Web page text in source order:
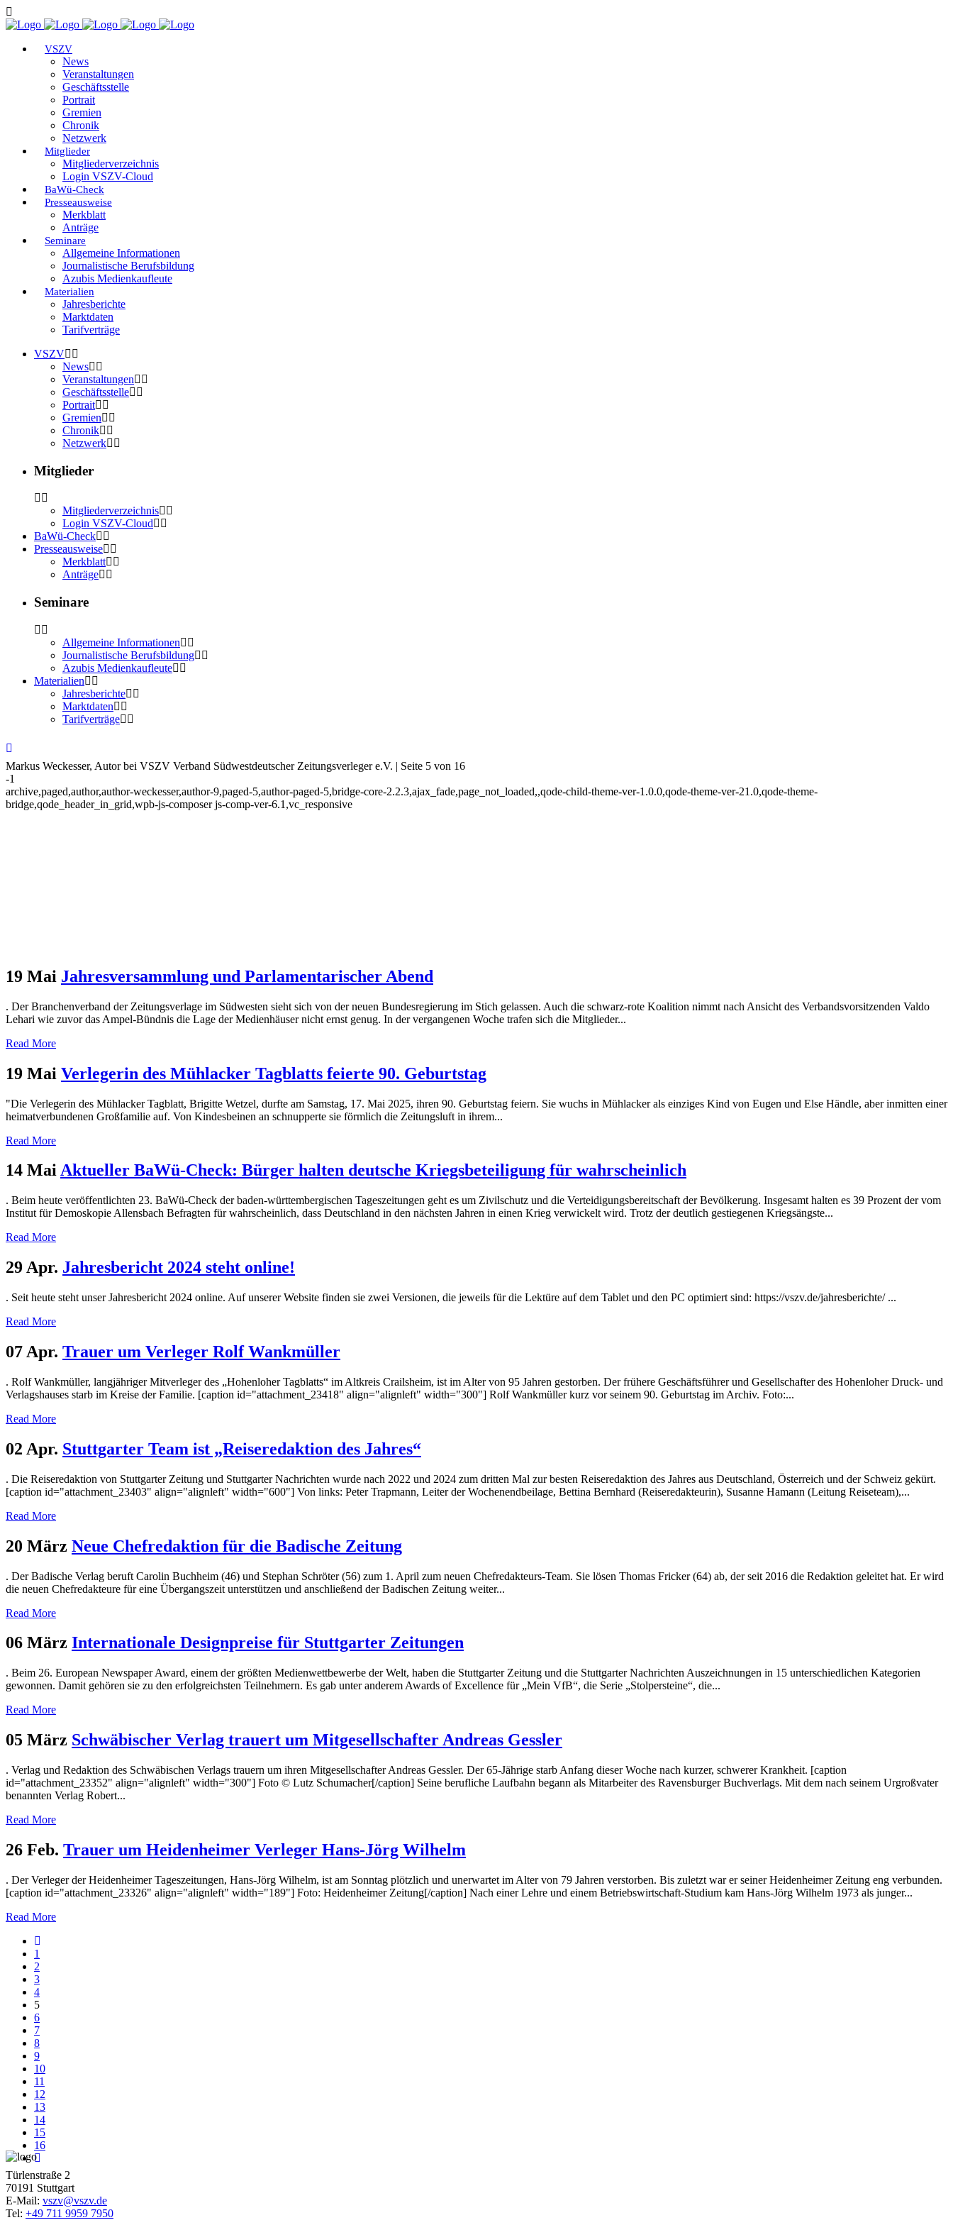
VSZV
News
Veranstaltungen
Geschäftsstelle
Portrait
Gremien
Chronik
Netzwerk
Mitglieder
Mitgliederverzeichnis
Login VSZV-Cloud
BaWü-Check
Presseausweise
Merkblatt
Anträge
Seminare
Allgemeine Informationen
Journalistische Berufsbildung
Azubis Medienkaufleute
Materialien
Jahresberichte
Marktdaten
Tarifverträge
VSZV
News
Veranstaltungen
Geschäftsstelle
Portrait
Gremien
Chronik
Netzwerk
Mitglieder
Mitgliederverzeichnis
Login VSZV-Cloud
BaWü-Check
Presseausweise
Merkblatt
Anträge
Seminare
Allgemeine Informationen
Journalistische Berufsbildung
Azubis Medienkaufleute
Materialien
Jahresberichte
Marktdaten
Tarifverträge
Markus Weckesser, Autor bei VSZV Verband Südwestdeutscher Zeitungsverleger e.V. | Seite 5 von 16
-1
archive,paged,author,author-weckesser,author-9,paged-5,author-paged-5,bridge-core-2.2.3,ajax_fade,page_not_loaded,,qode-child-theme-ver-1.0.0,qode-theme-ver-21.0,qode-theme-
bridge,qode_header_in_grid,wpb-js-composer js-comp-ver-6.1,vc_responsive
19 Mai Jahresversammlung und Parlamentarischer Abend
. Der Branchenverband der Zeitungsverlage im Südwesten sieht sich von der neuen Bundesregierung im Stich gelassen. Auch die schwarz-rote Koalition nimmt nach Ansicht des Verbandsvorsitzenden Valdo
Lehari wie zuvor das Ampel-Bündnis die Lage der Medienhäuser nicht ernst genug. In der vergangenen Woche trafen sich die Mitglieder...
Read More
19 Mai Verlegerin des Mühlacker Tagblatts feierte 90. Geburtstag
"Die Verlegerin des Mühlacker Tagblatt, Brigitte Wetzel, durfte am Samstag, 17. Mai 2025, ihren 90. Geburtstag feiern. Sie wuchs in Mühlacker als einziges Kind von Eugen und Else Händle, aber inmitten einer
heimatverbundenen Großfamilie auf. Von Kindesbeinen an schnupperte sie förmlich die Zeitungsluft in ihrem...
Read More
14 MaiAktueller BaWü-Check: Bürger halten deutsche Kriegsbeteiligung für wahrscheinlich
. Beim heute veröffentlichten 23. BaWü-Check der baden-württembergischen Tageszeitungen geht es um Zivilschutz und die Verteidigungsbereitschaft der Bevölkerung. Insgesamt halten es 39 Prozent der vom
Institut für Demoskopie Allensbach Befragten für wahrscheinlich, dass Deutschland in den nächsten Jahren in einen Krieg verwickelt wird. Trotz der deutlich gestiegenen Kriegsängste...
Read More
29 Apr. Jahresbericht 2024 steht online!
. Seit heute steht unser Jahresbericht 2024 online. Auf unserer Website finden sie zwei Versionen, die jeweils für die Lektüre auf dem Tablet und den PC optimiert sind: https://vszv.de/jahresberichte/ ...
Read More
07 Apr. Trauer um Verleger Rolf Wankmüller
. Rolf Wankmüller, langjähriger Mitverleger des „Hohenloher Tagblatts“ im Altkreis Crailsheim, ist im Alter von 95 Jahren gestorben. Der frühere Geschäftsführer und Gesellschafter des Hohenloher Druck- und
Verlagshauses starb im Kreise der Familie. [caption id="attachment_23418" align="alignleft" width="300"] Rolf Wankmüller kurz vor seinem 90. Geburtstag im Archiv. Foto:...
Read More
02 Apr. Stuttgarter Team ist „Reiseredaktion des Jahres“
. Die Reiseredaktion von Stuttgarter Zeitung und Stuttgarter Nachrichten wurde nach 2022 und 2024 zum dritten Mal zur besten Reiseredaktion des Jahres aus Deutschland, Österreich und der Schweiz gekürt.
[caption id="attachment_23403" align="alignleft" width="600"] Von links: Peter Trapmann, Leiter der Wochenendbeilage, Bettina Bernhard (Reiseredakteurin), Susanne Hamann (Leitung Reiseteam),...
Read More
20 März Neue Chefredaktion für die Badische Zeitung
. Der Badische Verlag beruft Carolin Buchheim (46) und Stephan Schröter (56) zum 1. April zum neuen Chefredakteurs-Team. Sie lösen Thomas Fricker (64) ab, der seit 2016 die Redaktion geleitet hat. Er wird
die neuen Chefredakteure für eine Übergangszeit unterstützen und anschließend der Badischen Zeitung weiter...
Read More
06 März Internationale Designpreise für Stuttgarter Zeitungen
. Beim 26. European Newspaper Award, einem der größten Medienwettbewerbe der Welt, haben die Stuttgarter Zeitung und die Stuttgarter Nachrichten Auszeichnungen in 15 unterschiedlichen Kategorien
gewonnen. Damit gehören sie zu den erfolgreichsten Teilnehmern. Es gab unter anderem Awards of Excellence für „Mein VfB“, die Serie „Stolpersteine“, die...
Read More
05 März Schwäbischer Verlag trauert um Mitgesellschafter Andreas Gessler
. Verlag und Redaktion des Schwäbischen Verlags trauern um ihren Mitgesellschafter Andreas Gessler. Der 65-Jährige starb Anfang dieser Woche nach kurzer, schwerer Krankheit. [caption
id="attachment_23352" align="alignleft" width="300"] Foto © Lutz Schumacher[/caption] Seine berufliche Laufbahn begann als Mitarbeiter des Ravensburger Buchverlags. Mit dem nach seinem Urgroßvater
benannten Verlag Robert...
Read More
26 Feb. Trauer um Heidenheimer Verleger Hans-Jörg Wilhelm
. Der Verleger der Heidenheimer Tageszeitungen, Hans-Jörg Wilhelm, ist am Sonntag plötzlich und unerwartet im Alter von 79 Jahren verstorben. Bis zuletzt war er seiner Heidenheimer Zeitung eng verbunden.
[caption id="attachment_23326" align="alignleft" width="189"] Foto: Heidenheimer Zeitung[/caption] Nach einer Lehre und einem Betriebswirtschaft-Studium kam Hans-Jörg Wilhelm 1973 als junger...
Read More
1
2
3
4
5
6
7
8
9
10
11
12
13
14
15
16
Türlenstraße 2
70191 Stuttgart
E-Mail: vszv@vszv.de
Tel: +49 711 9959 7950